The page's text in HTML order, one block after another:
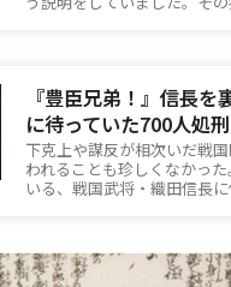
『豊臣兄弟！』信長
に待っていた700人処
下克上や謀反が相次いだ戦
われることも珍しくなかっ
いる、戦国武将・織田信長